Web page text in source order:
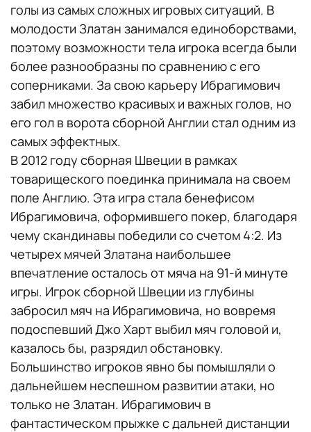
голы из самых сложных игровых ситуаций. В
молодости Златан занимался единоборствами,
поэтому возможности тела игрока всегда были
более разнообразны по сравнению с его
соперниками. За свою карьеру Ибрагимович
забил множество красивых и важных голов, но
его гол в ворота сборной Англии стал одним из
самых эффектных.
В 2012 году сборная Швеции в рамках
товарищеского поединка принимала на своем
поле Англию. Эта игра стала бенефисом
Ибрагимовича, оформившего покер, благодаря
чему скандинавы победили со счетом 4:2. Из
четырех мячей Златана наибольшее
впечатление осталось от мяча на 91-й минуте
игры. Игрок сборной Швеции из глубины
забросил мяч на Ибрагимовича, но вовремя
подоспевший Джо Харт выбил мяч головой и,
казалось бы, разрядил обстановку.
Большинство игроков явно бы помышляли о
дальнейшем неспешном развитии атаки, но
только не Златан. Ибрагимович в
фантастическом прыжке с дальней дистанции